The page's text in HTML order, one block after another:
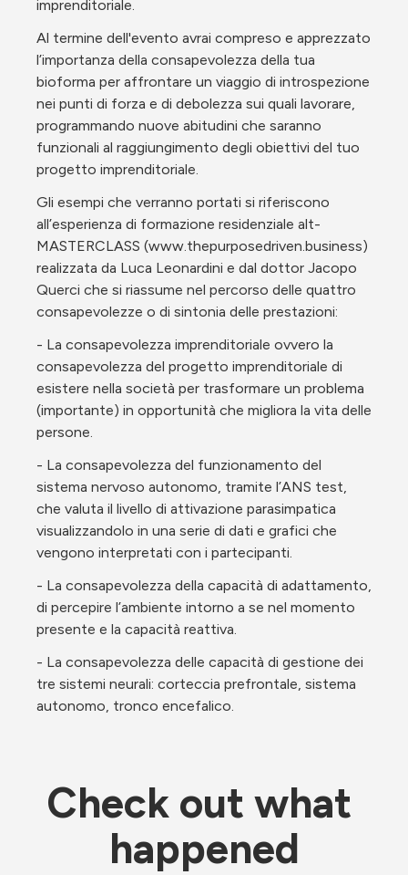
imprenditoriale.
Al termine dell'evento avrai compreso e apprezzato
l’importanza della consapevolezza della tua
bioforma per affrontare un viaggio di introspezione
nei punti di forza e di debolezza sui quali lavorare,
programmando nuove abitudini che saranno
funzionali al raggiungimento degli obiettivi del tuo
progetto imprenditoriale.
Gli esempi che verranno portati si riferiscono
all’esperienza di formazione residenziale alt-
MASTERCLASS (www.thepurposedriven.business)
realizzata da Luca Leonardini e dal dottor Jacopo
Querci che si riassume nel percorso delle quattro
consapevolezze o di sintonia delle prestazioni:
- La consapevolezza imprenditoriale ovvero la
consapevolezza del progetto imprenditoriale di
esistere nella società per trasformare un problema
(importante) in opportunità che migliora la vita delle
persone.
- La consapevolezza del funzionamento del
sistema nervoso autonomo, tramite l’ANS test,
che valuta il livello di attivazione parasimpatica
visualizzandolo in una serie di dati e grafici che
vengono interpretati con i partecipanti.
- La consapevolezza della capacità di adattamento,
di percepire l’ambiente intorno a se nel momento
presente e la capacità reattiva.
- La consapevolezza delle capacità di gestione dei
tre sistemi neurali: corteccia prefrontale, sistema
autonomo, tronco encefalico.
Check out what
happened